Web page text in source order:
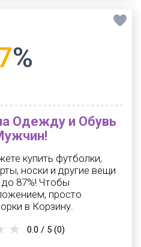
%
Одежду и Обувь
купить футболки,
носки и другие вещи
87%! Чтобы
просто
в Корзину.
0.0 / 5 (0)